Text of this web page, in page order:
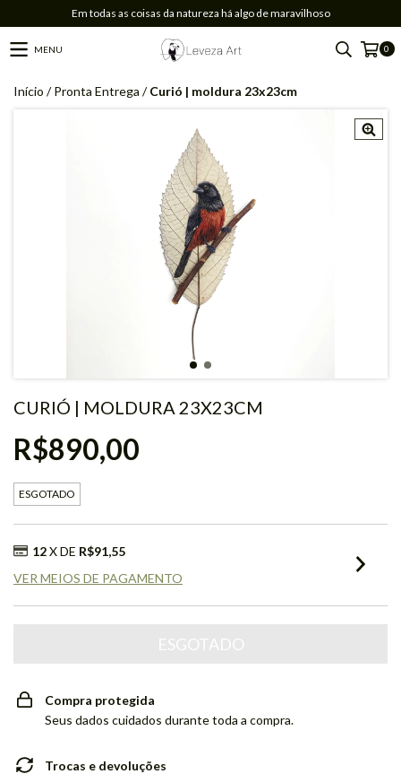
Em todas as coisas da natureza há algo de maravilhoso
MENU 0
Início / Pronta Entrega / Curió | moldura 23x23cm
CURIÓ | MOLDURA 23X23CM
R$890,00
ESGOTADO
12X DE R$91,55
VER MEIOS DE PAGAMENTO
Compra protegida
Seus dados cuidados durante toda a compra.
Trocas e devoluções